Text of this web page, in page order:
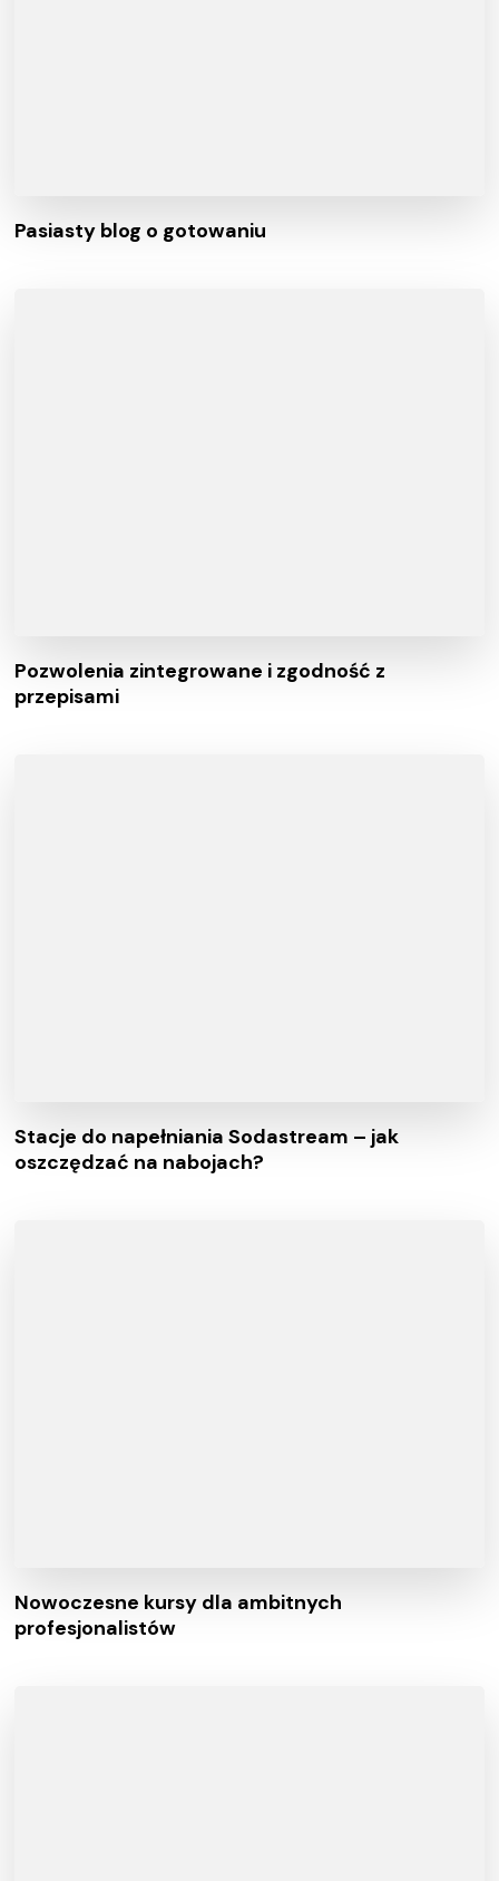
Pasiasty blog o gotowaniu
Pozwolenia zintegrowane i zgodność z
przepisami
Stacje do napełniania Sodastream – jak
oszczędzać na nabojach?
Nowoczesne kursy dla ambitnych
profesjonalistów